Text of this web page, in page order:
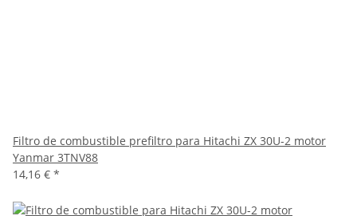
Filtro de combustible prefiltro para Hitachi ZX 30U-2 motor
Yanmar 3TNV88
14,16 € *